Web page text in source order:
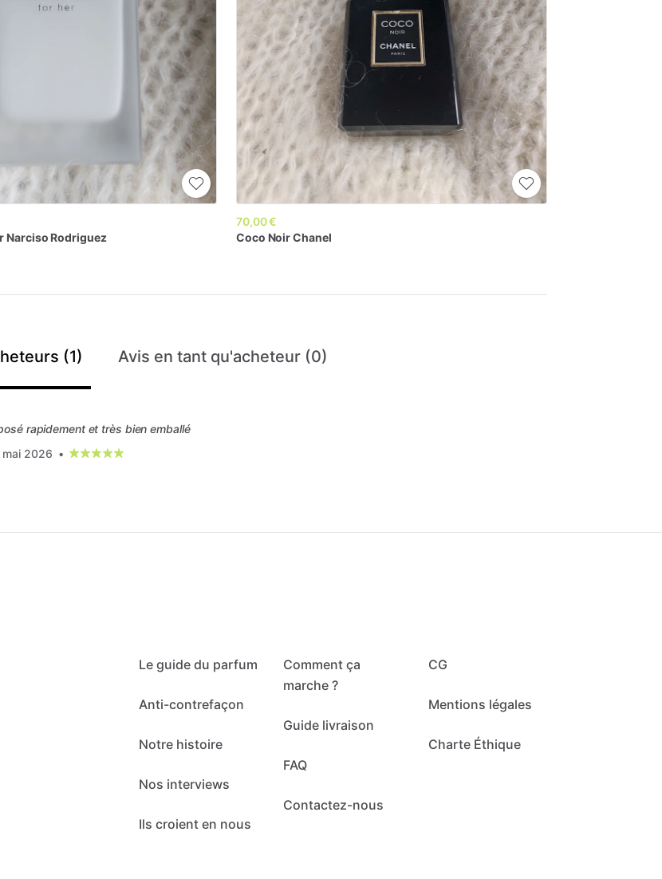
Narciso Rodriguez
70,00 €
Coco NoirChanel
(1) Avis en tant qu'acheteur (0)
rapidement et très bien emballé
mai 2026 •
Le guide du parfum
Anti-contrefaçon
Notre histoire
Nos interviews
Ils croient en nous
Comment ça
marche ?
Guide livraison
FAQ
Contactez-nous
CG
Mentions légales
Charte Éthique